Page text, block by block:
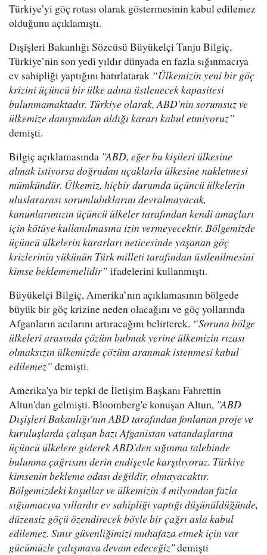
Türkiye’yi göç rotası olarak göstermesinin kabul edilemez
olduğunu açıklamıştı.
Dışişleri Bakanlığı Sözcüsü Büyükelçi Tanju Bilgiç,
Türkiye’nin son yedi yıldır dünyada en fazla sığınmacıya
ev sahipliği yaptığını hatırlatarak “Ülkemizin yeni bir göç
krizini üçüncü bir ülke adına üstlenecek kapasitesi
bulunmamaktadır. Türkiye olarak, ABD'nin sorumsuz ve
ülkemize danışmadan aldığı kararı kabul etmiyoruz”
demişti.
Bilgiç açıklamasında "ABD, eğer bu kişileri ülkesine
almak istiyorsa doğrudan uçaklarla ülkesine nakletmesi
mümkündür. Ülkemiz, hiçbir durumda üçüncü ülkelerin
uluslararası sorumluluklarını devralmayacak,
kanunlarımızın üçüncü ülkeler tarafından kendi amaçları
için kötüye kullanılmasına izin vermeyecektir. Bölgemizde
üçüncü ülkelerin kararları neticesinde yaşanan göç
krizlerinin yükünün Türk milleti tarafından üstlenilmesini
kimse beklememelidir” ifadelerini kullanmıştı.
Büyükelçi Bilgiç, Amerika’nın açıklamasının bölgede
büyük bir göç krizine neden olacağını ve göç yollarında
Afganların acılarını artıracağını belirterek, “Soruna bölge
ülkeleri arasında çözüm bulmak yerine ülkemizin rızası
olmaksızın ülkemizde çözüm aranmak istenmesi kabul
edilemez” demişti.
Amerika'ya bir tepki de İletişim Başkanı Fahrettin
Altun'dan gelmişti. Bloomberg'e konuşan Altun, "ABD
Dışişleri Bakanlığı'nın ABD tarafından fonlanan proje ve
kuruluşlarda çalışan bazı Afganistan vatandaşlarına
üçüncü ülkelere giderek ABD'den sığınma talebinde
bulunma çağrısını derin endişeyle karşılıyoruz. Türkiye
kimsenin bekleme odası değildir, olmayacaktır.
Bölgemizdeki koşullar ve ülkemizin 4 milyondan fazla
sığınmacıya yıllardır ev sahipliği yaptığı düşünüldüğünde,
düzensiz göçü özendirecek böyle bir çağrı asla kabul
edilemez. Sınır güvenliğimizi muhafaza etmek için var
gücümüzle çalışmaya devam edeceğiz"demişti